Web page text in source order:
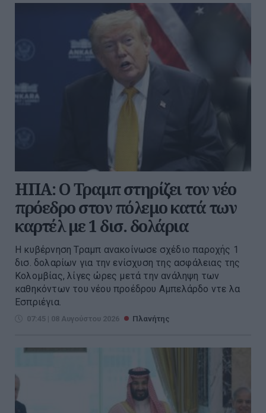
ΗΠΑ: Ο Τραμπ στηρίζει τον νέο
πρόεδρο στον πόλεμο κατά των
καρτέλ με 1 δισ. δολάρια
Η κυβέρνηση Τραμπ ανακοίνωσε σχέδιο παροχής 1
δισ. δολαρίων για την ενίσχυση της ασφάλειας της
Κολομβίας, λίγες ώρες μετά την ανάληψη των
καθηκόντων του νέου προέδρου Αμπελάρδο ντε λα
Εσπριέγια.
07:45 | 08 Αυγούστου 2026 Πλανήτης